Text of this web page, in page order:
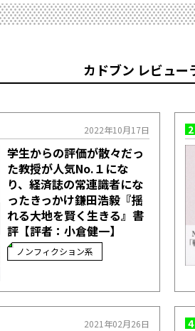
カドブン レビュー
2022年10月17日
学生からの評価が散々だっ
た教授が人気No.１にな
り、経済誌の常連識者にな
ったきっかけ――鎌田浩毅『揺
れる大地を賢く生きる』書
評【評者：小倉健一】
ノンフィクション系
2
2021年02月26日 4